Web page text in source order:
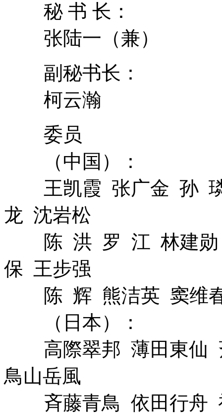
秘 书 长：
张陆一（兼）
副秘书长：
柯云瀚
委员
（中国）：
王凯霞 张广金 孙 璘
龙 沈岩松
陈 洪 罗 江 林建勋
保 王步强
陈 辉 熊洁英 窦维
（日本）：
高際翠邦 薄田東仙
鳥山岳風
斉藤青鳥 依田行舟